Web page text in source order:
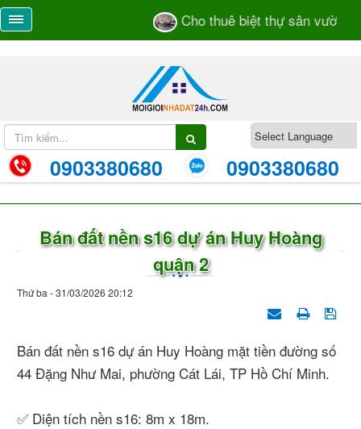
Cho thuê biệt thự sân vườn số
0903380680 0903380680
Bán đất nền s16 dự án Huy Hoàng
quận 2
Thứ ba - 31/03/2026 20:12
Bán đất nền s16 dự án Huy Hoàng mặt tiền đường số
44 Đặng Như Mai, phường Cát Lái, TP Hồ Chí Minh.
✅ Diện tích nền s16: 8m x 18m.